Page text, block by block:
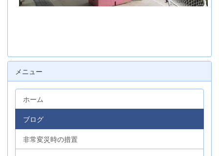
メニュー
ホーム
ブログ
非常変災時の措置